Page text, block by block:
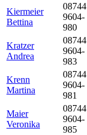
Kiermeier
Bettina
08744
9604-
980
Kratzer
Andrea
08744
9604-
983
Krenn
Martina
08744
9604-
981
Maier
Veronika
08744
9604-
985